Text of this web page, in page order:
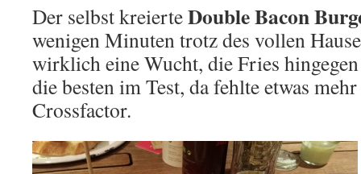
Der selbst kreierteDouble Bacon
wenigen Minuten trotz des vollen
wirklich eine Wucht, die Fries
die besten im Test, da fehlte etwas
Crossfactor.